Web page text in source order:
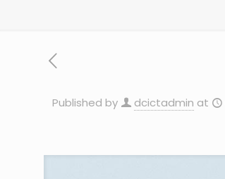
Published by dcictadmin at